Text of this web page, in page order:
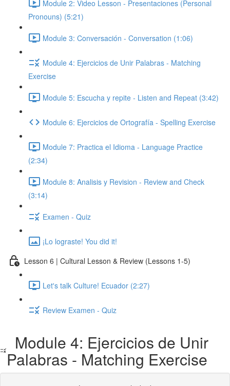
Module 2: Video Lesson - Presentaciones (Personal
Pronouns) (5:21)
Module 3: Conversación - Conversation (1:06)
Module 4: Ejercicios de Unir Palabras - Matching
Exercise
Module 5: Escucha y repite - Listen and Repeat (3:42)
Module 6: Ejercicios de Ortografía - Spelling Exercise
Module 7: Practica el Idioma - Language Practice
(2:34)
Module 8: Analisis y Revision - Review and Check
(3:14)
Examen - Quiz
¡Lo lograste! You did it!
Lesson 6 | Cultural Lesson & Review (Lessons 1-5)
Let's talk Culture! Ecuador (2:27)
Review Examen - Quiz
Module 4: Ejercicios de Unir
Palabras - Matching Exercise